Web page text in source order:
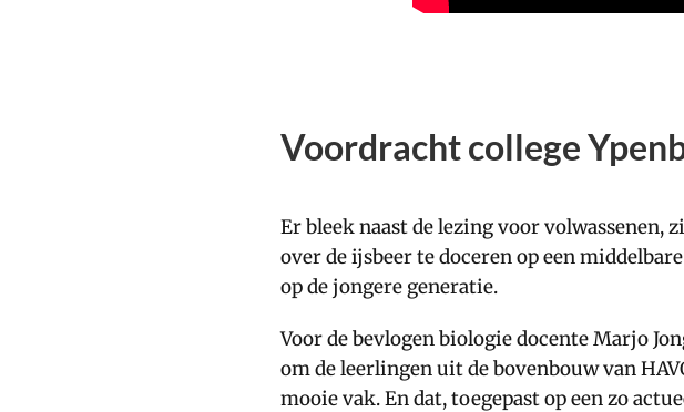
Voordracht college
Er bleek naast de lezing voor
over de ijsbeer te doceren op een
op de jongere generatie.
Voor de bevlogen biologie docente Marjo
om de leerlingen uit de bovenbouw van
mooie vak. En dat, toegepast op een zo